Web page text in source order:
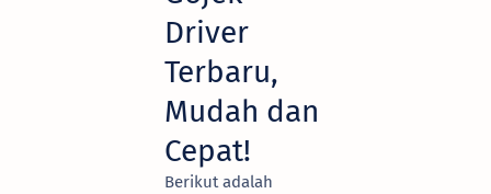
Driver
Terbaru,
Mudah dan
Cepat!
Berikut adalah